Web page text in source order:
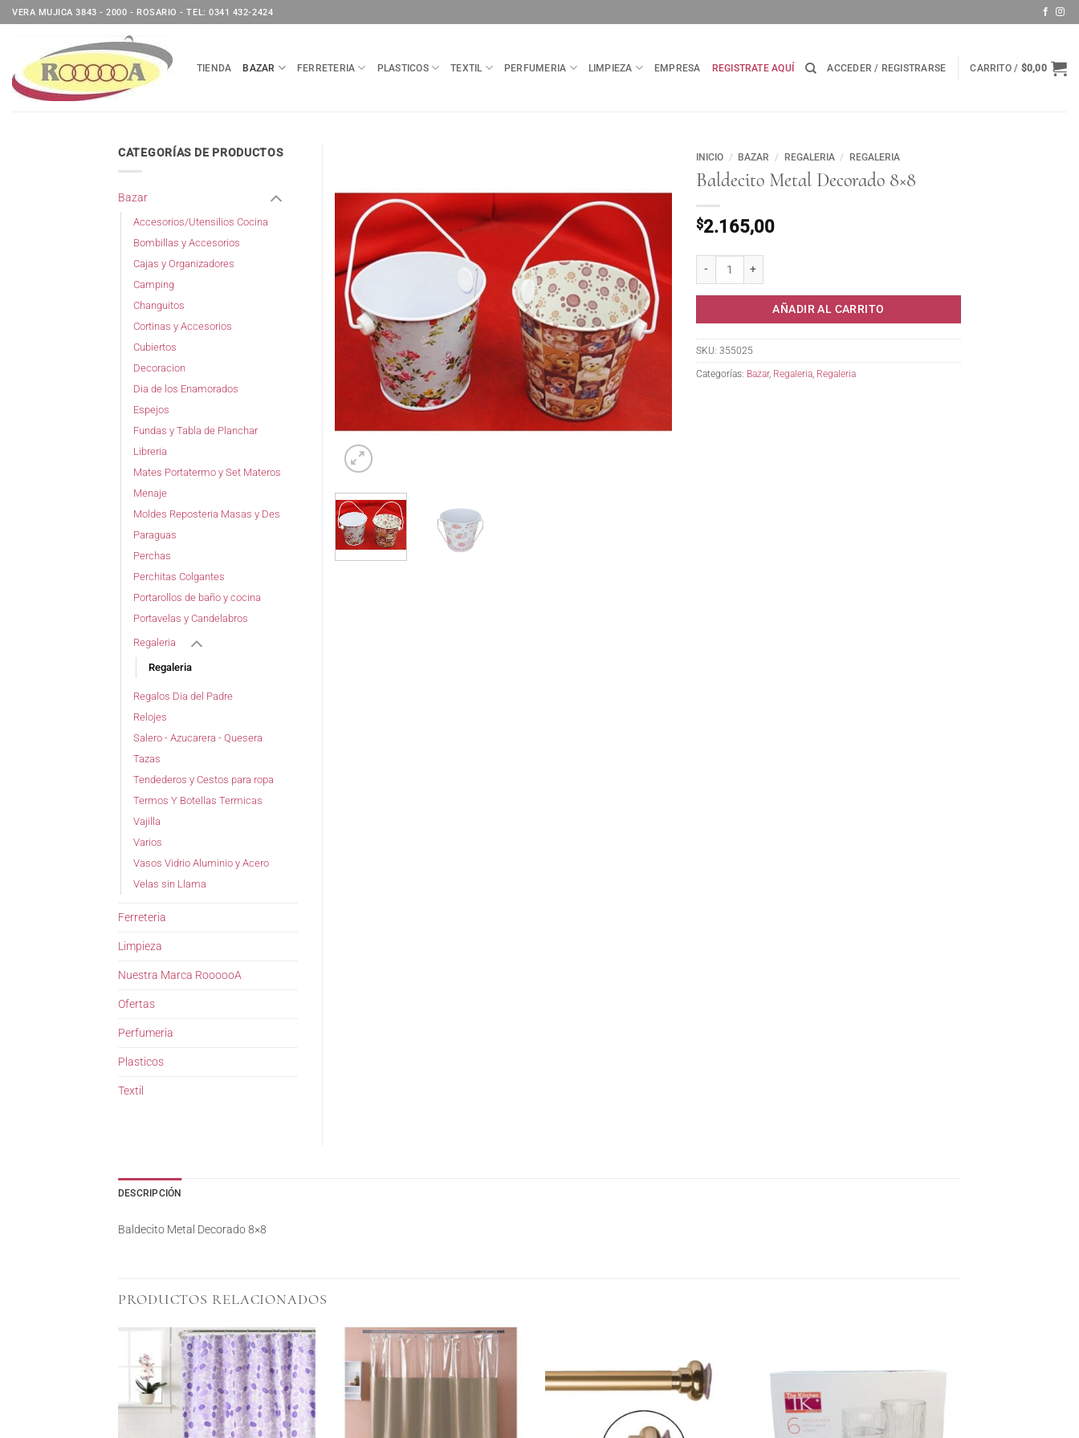
Saltar
al
VERA MUJICA 3843 - 2000 - ROSARIO - TEL: 0341 432-2424
TIENDA BAZAR FERRETERIA PLASTICOS TEXTIL PERFUMERIA LIMPIEZA EMPRESA REGISTRATE AQUÍ ACCEDER / REGISTRARSE CARRITO / $0,00
INICIO / BAZAR / REGALERIA / REGALERIA
Baldecito Metal Decorado 8×8
$2.165,00
AÑADIR AL CARRITO
SKU: 355025
Categorías: Bazar, Regaleria Regaleria
CATEGORÍAS DE PRODUCTOS
Bazar
Accesorios/Utensilios Cocina
Bombillas y Accesorios
Cajas y Organizadores
Camping
Changuitos
Cortinas y Accesorios
Cubiertos
Decoracion
Dia de los Enamorados
Espejos
Fundas y Tabla de Planchar
Libreria
Mates Portatermo y Set Materos
Menaje
Moldes Reposteria Masas y Des
Paraguas
Perchas
Perchitas Colgantes
Portarollos de baño y cocina
Portavelas y Candelabros
Regaleria
Regaleria
Regalos Dia del Padre
Relojes
Salero - Azucarera - Quesera
Tazas
Tendederos y Cestos para ropa
Termos Y Botellas Termicas
Vajilla
Varios
Vasos Vidrio Aluminio y Acero
Velas sin Llama
Ferreteria
Limpieza
Nuestra Marca RoooooA
Ofertas
Perfumeria
Plasticos
Textil
DESCRIPCIÓN
Baldecito Metal Decorado 8×8
PRODUCTOS RELACIONADOS